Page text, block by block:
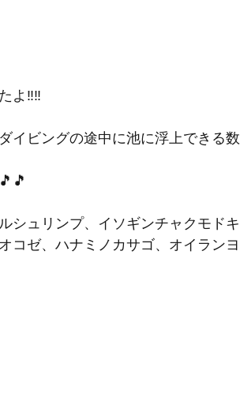
よ‼‼
イビングの途中に池に浮上できる数
シュリンプ、イソギンチャクモドキ
コゼ、ハナミノカサゴ、オイランヨ